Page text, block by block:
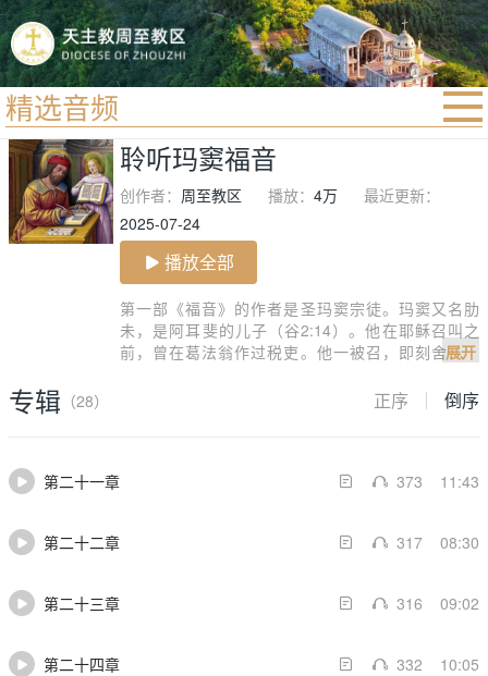
精选音频
首页
宗教法规
教区动态
聆听玛窦福音
创作者： 周至教区 播放： 4万
最近更新：
2025-07-24
播放全部
第一部《福音》的作者是圣玛窦宗徒。玛窦又名肋
未，是阿耳斐的儿子（谷2:14）。他在耶稣召叫之
前，曾在葛法翁作过税吏。他一被召，即刻舍弃一
8）。耶稣升天后，他先在巴力斯坦一带，给自己的同
展开
专辑 （28） 正序 倒序
第二十一章 373 11:43
第二十二章 317 08:30
第二十三章 316 09:02
第二十四章 332 10:05